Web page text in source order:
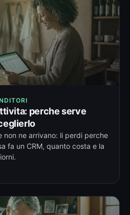
perche serve
non ne arrivano: li perdi perche
fa un CRM, quanto costa e la